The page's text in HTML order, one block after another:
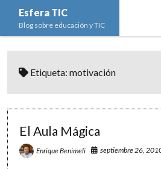
Esfera TIC
Blog sobre educación y TIC
Educación y TIC open
Escuela de padres
Espacios
menu
Ciencias Naturales
Ed. Plástica y Visual
Informática
open
menu
Imagen digital
Matemáticas
open
menu
Etiqueta:motivación
El Aula Mágica
Enrique Benimeli septiembre 26,